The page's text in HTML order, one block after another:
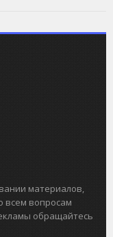
материалов,
всем вопросам
обращайтесь